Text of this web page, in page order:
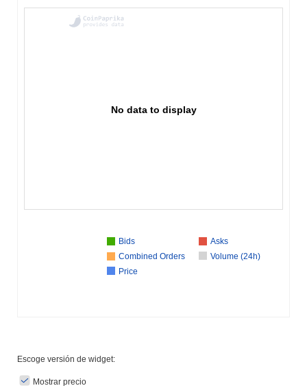
No data to display
Bids
Asks
Combined Orders
Volume (24h)
Price
Escoge versión de widget:
Mostrar precio